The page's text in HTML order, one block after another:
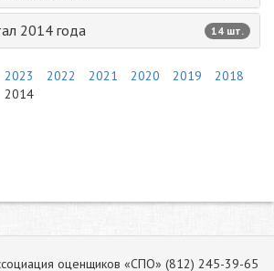
2014 года 14 шт.
2023 2022 2021 2020 2019
2018
2014
оценщиков «СПО» (812) 245-39-65